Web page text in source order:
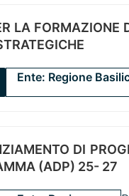
LA FORMAZIONE
Ente: Regione
DI
(ADP) 25- 27